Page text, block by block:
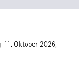
11. Oktober 2026,